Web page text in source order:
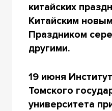
китайских
Китайским
Праздником
другими.
19 июня
Томского
университета